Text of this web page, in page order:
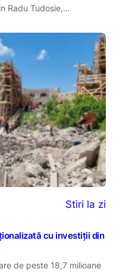
Radu Tudosie,…
Stiri la zi
cu investiții din
de peste 18,7 milioane